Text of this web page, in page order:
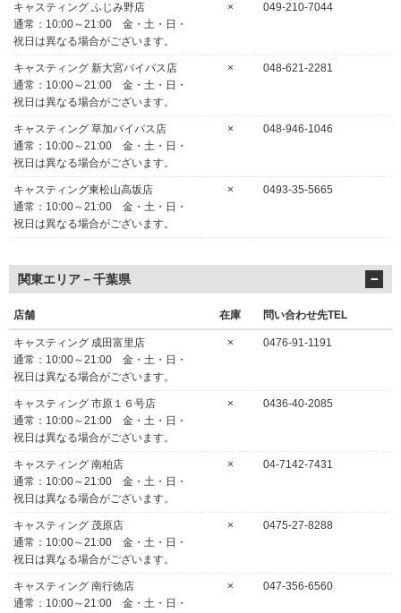
キャスティング ふじみ野店
通常：10:00～21:00 金・土・日・
祝日は異なる場合がございます。
× 049-210-7044
キャスティング 新大宮バイパス店
通常：10:00～21:00 金・土・日・
祝日は異なる場合がございます。
× 048-621-2281
キャスティング 草加バイパス店
通常：10:00～21:00 金・土・日・
祝日は異なる場合がございます。
× 048-946-1046
キャスティング東松山高坂店
通常：10:00～21:00 金・土・日・
祝日は異なる場合がございます。
× 0493-35-5665
関東エリア－千葉県
店舗 在庫 問い合わせ先TEL
キャスティング 成田富里店
通常：10:00～21:00 金・土・日・
祝日は異なる場合がございます。
× 0476-91-1191
キャスティング 市原１６号店
通常：10:00～21:00 金・土・日・
祝日は異なる場合がございます。
× 0436-40-2085
キャスティング 南柏店
通常：10:00～21:00 金・土・日・
祝日は異なる場合がございます。
× 04-7142-7431
キャスティング 茂原店
通常：10:00～21:00 金・土・日・
祝日は異なる場合がございます。
× 0475-27-8288
キャスティング 南行徳店
通常：10:00～21:00 金・土・日・
× 047-356-6560